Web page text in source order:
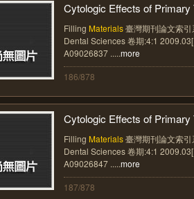
Cytologic Effects of Primary
Filling Materials臺灣期刊論文索
Dental Sciences 卷期:4:1
A09026837 .....more
186/878
Cytologic Effects of Primary
Filling Materials臺灣期刊論文索
Dental Sciences 卷期:4:1
A09026847 .....more
187/878